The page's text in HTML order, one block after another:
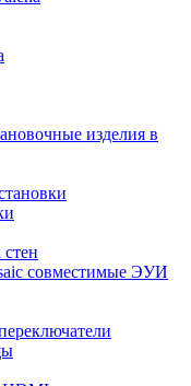
изделия в
совместимые ЭУИ